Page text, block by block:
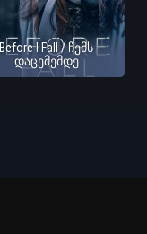
Before I Fall / ჩემს
დაცემემდე